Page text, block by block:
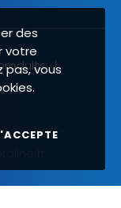
des
votre
pas, vous
cookies